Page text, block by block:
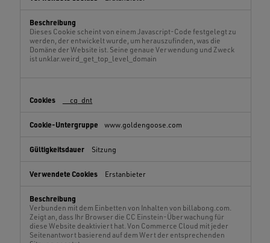
Dieses Cookie scheint von einem Javascript-Code festgelegt zu
werden, der entwickelt wurde, um herauszufinden, was die
Domäne der Website ist. Seine genaue Verwendung und Zweck
ist unklar.weird_get_top_level_domain
__cq_dnt
www.goldengoose.com
Sitzung
Erstanbieter
Verbunden mit dem Einbetten von Inhalten von billabong.com.
Zeigt an, dass Ihr Browser die CC Einstein-Überwachung für
diese Website deaktiviert hat. Von Commerce Cloud mit jeder
Seitenantwort basierend auf dem Wert der entsprechenden